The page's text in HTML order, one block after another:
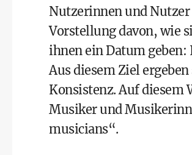
Nutzerinnen und
Vorstellung davon, wie
ihnen ein Datum geben:
Aus diesem Ziel
Konsistenz. Auf diesem
Musiker und
musicians“.